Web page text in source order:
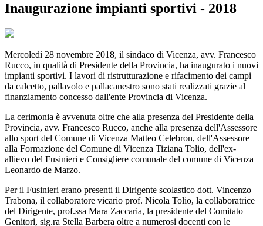
Inaugurazione impianti sportivi - 2018
Mercoledì 28 novembre 2018, il sindaco di Vicenza, avv. Francesco
Rucco, in qualità di Presidente della Provincia, ha inaugurato i nuovi
impianti sportivi. I lavori di ristrutturazione e rifacimento dei campi
da calcetto, pallavolo e pallacanestro sono stati realizzati grazie al
finanziamento concesso dall'ente Provincia di Vicenza.
La cerimonia è avvenuta oltre che alla presenza del Presidente della
Provincia, avv. Francesco Rucco, anche alla presenza dell'Assessore
allo sport del Comune di Vicenza Matteo Celebron, dell'Assessore
alla Formazione del Comune di Vicenza Tiziana Tolio, dell'ex-
allievo del Fusinieri e Consigliere comunale del comune di Vicenza
Leonardo de Marzo.
Per il Fusinieri erano presenti il Dirigente scolastico dott. Vincenzo
Trabona, il collaboratore vicario prof. Nicola Tolio, la collaboratrice
del Dirigente, prof.ssa Mara Zaccaria, la presidente del Comitato
Genitori, sig.ra Stella Barbera oltre a numerosi docenti con le